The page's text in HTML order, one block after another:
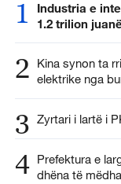
1
Industria e
1.2 trilion
2
Kina synon ta
elektrike nga
3 Zyrtari i lartë i
4 Prefektura e
dhëna të mëdha